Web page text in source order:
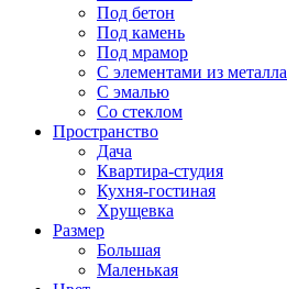
Под бетон
Под камень
Под мрамор
С элементами из металла
С эмалью
Со стеклом
Пространство
Дача
Квартира-студия
Кухня-гостиная
Хрущевка
Размер
Большая
Маленькая